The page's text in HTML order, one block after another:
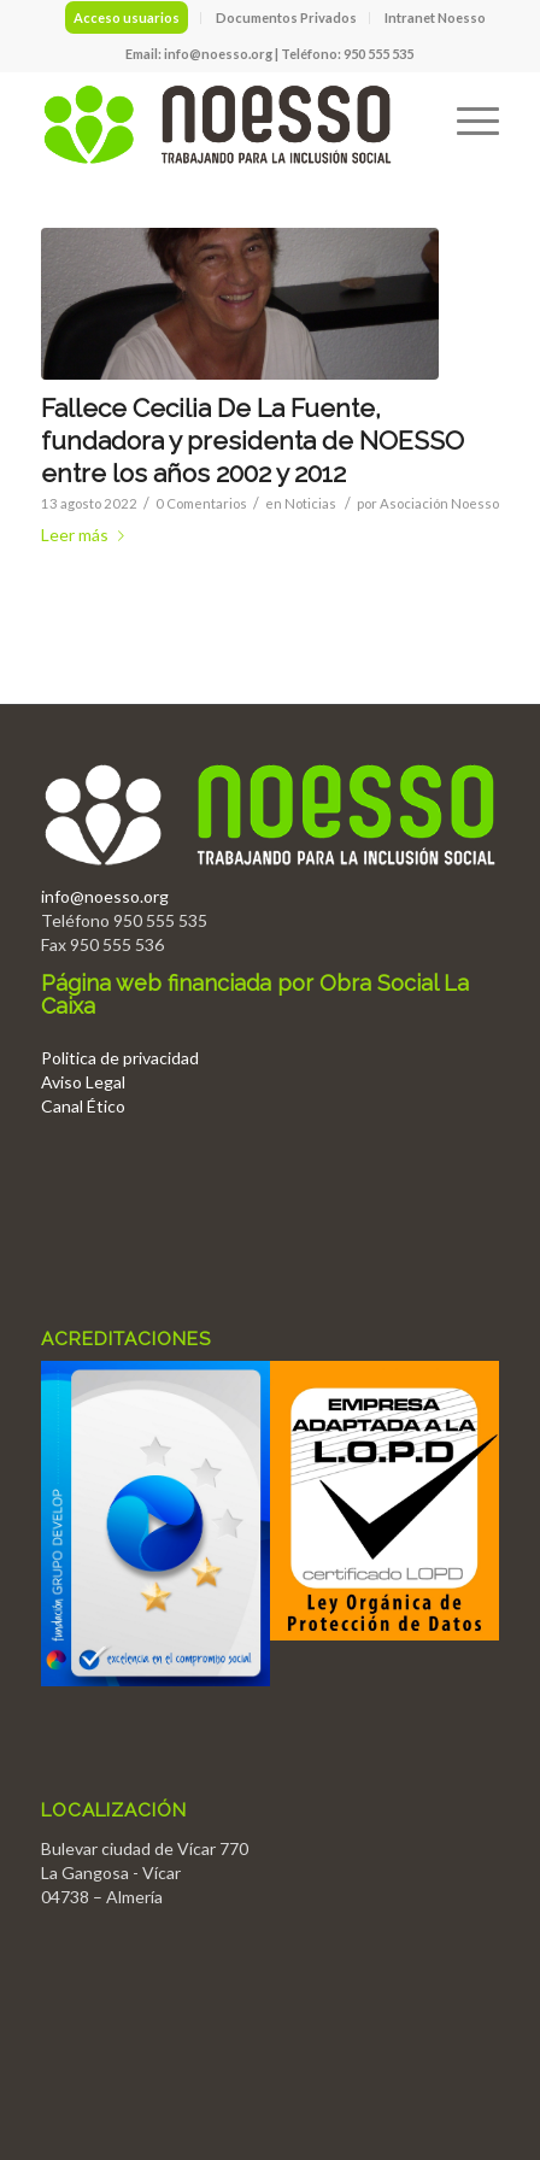
Acceso usuarios Documentos Privados Intranet Noesso
Email:info@noesso.org| Teléfono: 950 555 535
Fallece Cecilia De La Fuente,
fundadora y presidenta de NOESSO
entre los años 2002 y 2012
13 agosto 2022 / 0 Comentarios / en Noticias / porAsociación Noesso
Leer más
info@noesso.org
Teléfono 950 555 535
Fax 950 555 536
Página web financiada por Obra Social La
Caixa
Politica de privacidad
Aviso Legal
Canal Ético
ACREDITACIONES
LOCALIZACIÓN
Bulevar ciudad de Vícar 770
La Gangosa - Vícar
04738 – Almería